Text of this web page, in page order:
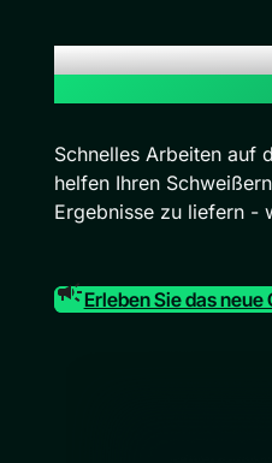
Bewährte TIG-
Schnelles Arbeiten auf
helfen Ihren
Ergebnisse zu liefern -
Erleben Sie das neue